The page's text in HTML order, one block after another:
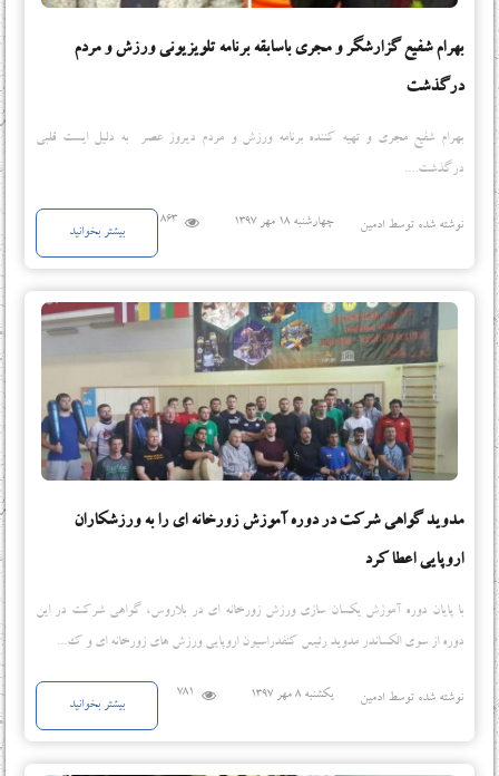
بهرام شفیع گزارشگر و مجری باسابقه برنامه تلویزیونی ورزش و مردم
درگذشت
بهرام شفیع مجری و تهیه کننده برنامه ورزش و مردم دیروز عصر به دلیل ایست قلبی
درگذشت....
نوشته شده توسط ادمین چهارشنبه 18 مهر 1397
863
بیشتر بخوانید
مدوید گواهی شرکت در دوره آموزش زورخانه ای را به ورزشکاران
اروپایی اعطا کرد
با پایان دوره آموزش یکسان سازی ورزش زورخانه ای در بلاروس، گواهی شرکت در این
دوره از سوی الکساندر مدوید رئیس کنفدراسیون اروپایی ورزش های زورخانه ای و ک...
نوشته شده توسط ادمین یکشنبه 8 مهر 1397
781
بیشتر بخوانید